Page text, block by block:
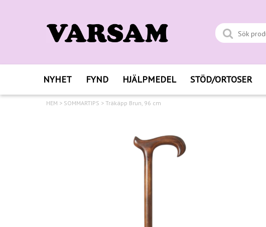
NYHET FYND HJÄLPMEDEL STÖD/ORTOSER
HEM > SOMMARTIPS > Träkäpp Brun, 96 cm